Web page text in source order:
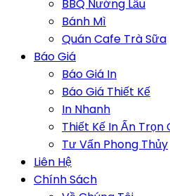
BBQ Nướng Lẩu
Bánh Mì
Quán Cafe Trà Sữa
Báo Giá
Báo Giá In
Báo Giá Thiết Kế
In Nhanh
Thiết Kế In Ấn Trọn
Tư Vấn Phong Thủy
Liên Hệ
Chính Sách